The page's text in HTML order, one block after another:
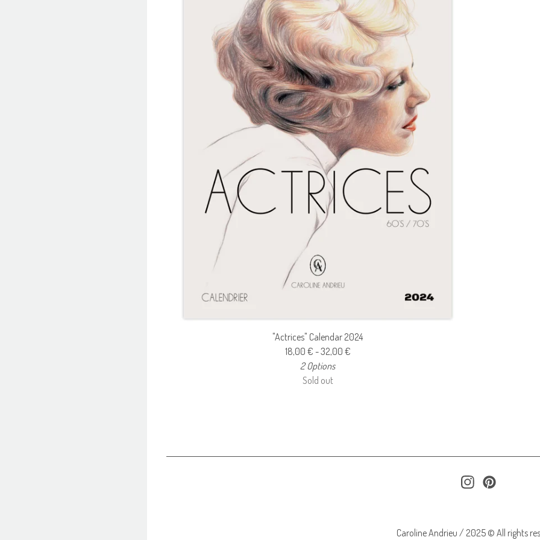
"Actrices" Calendar 2024
18,00 € - 32,00 €
2 Options
Sold out
Caroline Andrieu / 2025 © All rights